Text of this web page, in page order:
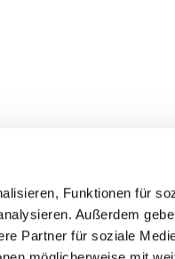
Funktionen für
Außerdem
Partner für soziale
17489 Greifswald+49
Impressum